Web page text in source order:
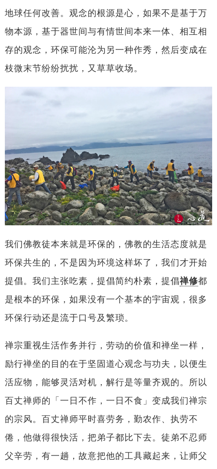
地球任何改善。观念的根源是心，如果不是基于万
物本源，基于器世间与有情世间本来一体、相互相
存的观念，环保可能沦为另一种作秀，然后变成在
枝微末节纷纷扰扰，又草草收场。
我们佛教徒本来就是环保的，佛教的生活态度就是
环保共生的，不是因为环境这样坏了，我们才开始
提倡。我们主张吃素，提倡简约朴素，提倡禅修都
是根本的环保，如果没有一个基本的宇宙观，很多
环保行动还是流于口号及繁琐。
禅宗重视生活作务并行，劳动的价值和禅坐一样，
励行禅坐的目的在于坚固道心观念与功夫，以便生
活应物，能够灵活对机，解行是等量齐观的。所以
百丈禅师的「一日不作，一日不食」变成我们禅宗
的宗风。百丈禅师平时喜劳务，勤农作、执劳不
倦，他做得很快活，把弟子都比下去。徒弟不忍师
父辛劳，有一趟，故意把他的工具藏起来，让师父